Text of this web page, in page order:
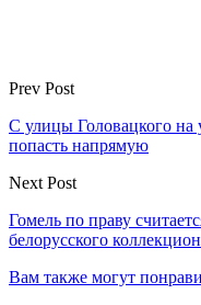
Prev Post
С улицы Головацкого
попасть напрямую
Next Post
Гомель по праву
белорусского
Вам также могут